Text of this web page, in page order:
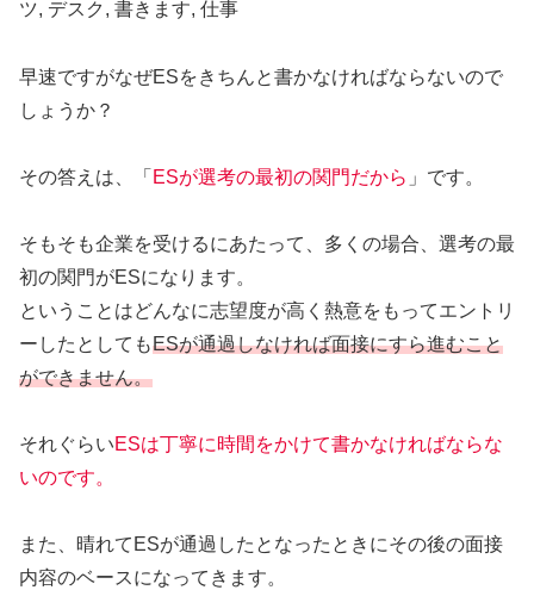
早速ですがなぜESをきちんと書かなければならないので
しょうか？
その答えは、「 ESが選考の最初の関門だから 」です。
そもそも企業を受けるにあたって、多くの場合、選考の最
初の関門がESになります。
ということはどんなに志望度が高く熱意をもってエントリ
ーしたとしてもESが通過しなければ面接にすら進むこと
ができません。
それぐらいESは丁寧に時間をかけて書かなければならな
いのです。
また、晴れてESが通過したとなったときにその後の面接
内容のベースになってきます。